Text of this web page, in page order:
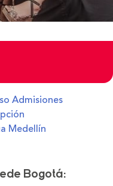
Admisiones
Medellín
Bogotá: